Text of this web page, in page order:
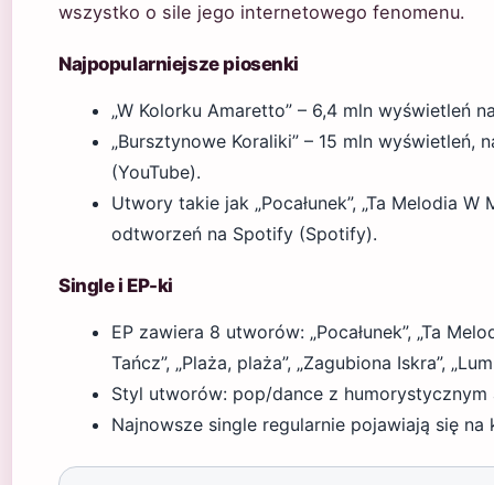
wszystko o sile jego internetowego fenomenu.
Najpopularniejsze piosenki
„W Kolorku Amaretto” – 6,4 mln wyświetleń
„Bursztynowe Koraliki” – 15 mln wyświetleń,
(YouTube).
Utwory takie jak „Pocałunek”, „Ta Melodia
odtworzeń na Spotify (Spotify).
Single i EP-ki
EP zawiera 8 utworów: „Pocałunek”, „Ta
Tańcz”, „Plaża, plaża”, „Zagubiona Iskra”,
Styl utworów: pop/dance z
Najnowsze single regularnie pojawiają się na